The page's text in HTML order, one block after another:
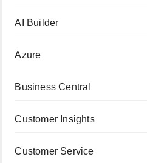
AI Builder
Azure
Business Central
Customer Insights
Customer Service